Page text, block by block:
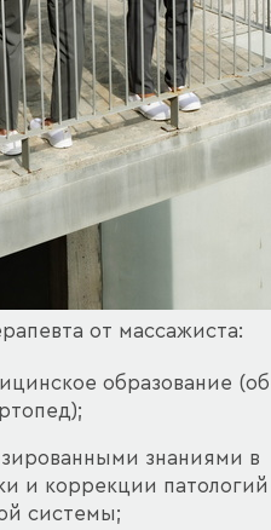
от массажиста:
образование
знаниями в
и коррекции патологий
системы;